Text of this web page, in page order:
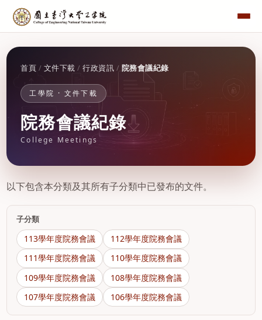
首頁 / 文件下載 /行政資訊 / 院務會議紀錄
工學院 · 文件下載
院務會議紀錄
College Meetings
以下包含本分類及其所有子分類中已發布的文件。
子分類
113學年度院務會議
112學年度院務會議
111學年度院務會議
110學年度院務會議
109學年度院務會議
108學年度院務會議
107學年度院務會議
106學年度院務會議